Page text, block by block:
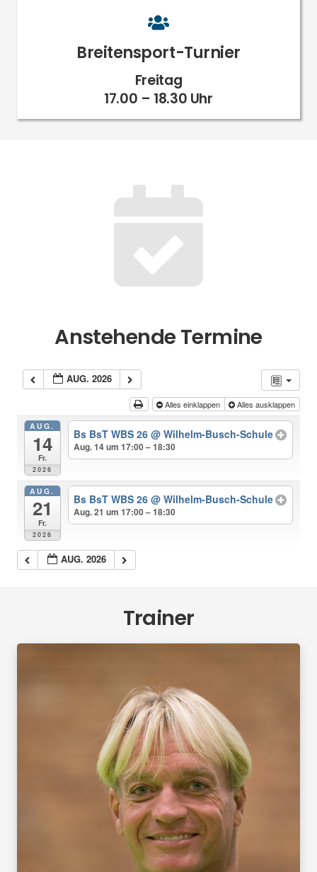
Breitensport-Turnier
Freitag
17.00 – 18.30 Uhr
Anstehende Termine
AUG. 2026
Alles einklappen Alles ausklappen
AUG.
14
Fr.
2026
Bs BsT WBS 26@ Wilhelm-Busch-Schule
Aug. 14 um 17:00 – 18:30
AUG.
21
Fr.
2026
Bs BsT WBS 26@ Wilhelm-Busch-Schule
Aug. 21 um 17:00 – 18:30
AUG. 2026
Trainer